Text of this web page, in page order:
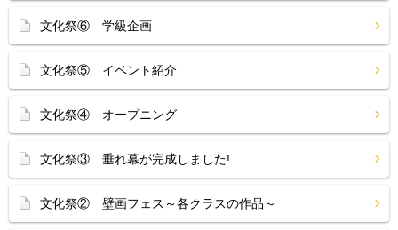
文化祭⑥ 学級企画
文化祭⑤ イベント紹介
文化祭④ オープニング
文化祭③ 垂れ幕が完成しました!
文化祭② 壁画フェス～各クラスの作品～